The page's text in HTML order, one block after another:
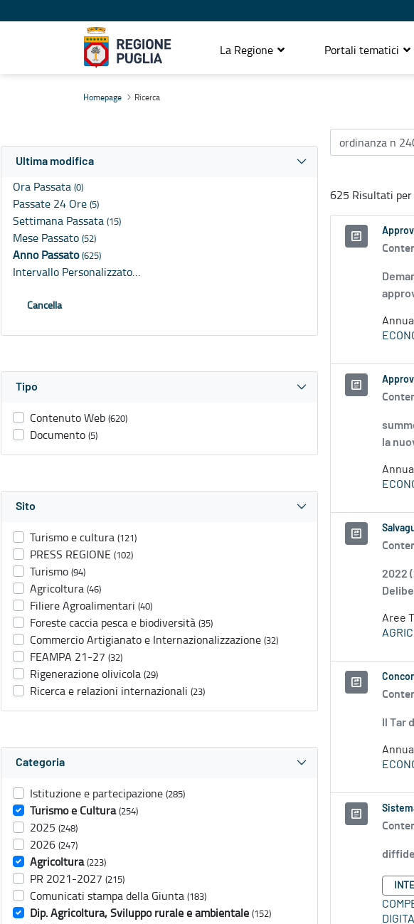
La Regione Portali tematici
Homepage Ricerca
Ultima modifica
Ora Passata (0)
Passate 24 Ore (5)
Settimana Passata (15)
Mese Passato (52)
Anno Passato(625)
Intervallo Personalizzato…
Cancella
Tipo
Contenuto Web (620)
Documento (5)
Sito
Turismo e cultura (121)
PRESS REGIONE (102)
Turismo (94)
Agricoltura (46)
Filiere Agroalimentari (40)
Foreste caccia pesca e biodiversità (35)
Commercio Artigianato e Internazionalizzazione (32)
FEAMPA 21-27 (32)
Rigenerazione olivicola (29)
Ricerca e relazioni internazionali (23)
Categoria
Istituzione e partecipazione (285)
Turismo e Cultura (254)
2025 (248)
2026 (247)
Agricoltura (223)
PR 2021-2027 (215)
Comunicati stampa della Giunta (183)
Dip. Agricoltura, Sviluppo rurale e ambientale (152)
625 Risultati per
la
2022
Aree
Il